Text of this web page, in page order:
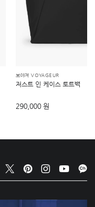
보야져 VOYAGEUR
저스트 인 케이스 토트백
290,000 원